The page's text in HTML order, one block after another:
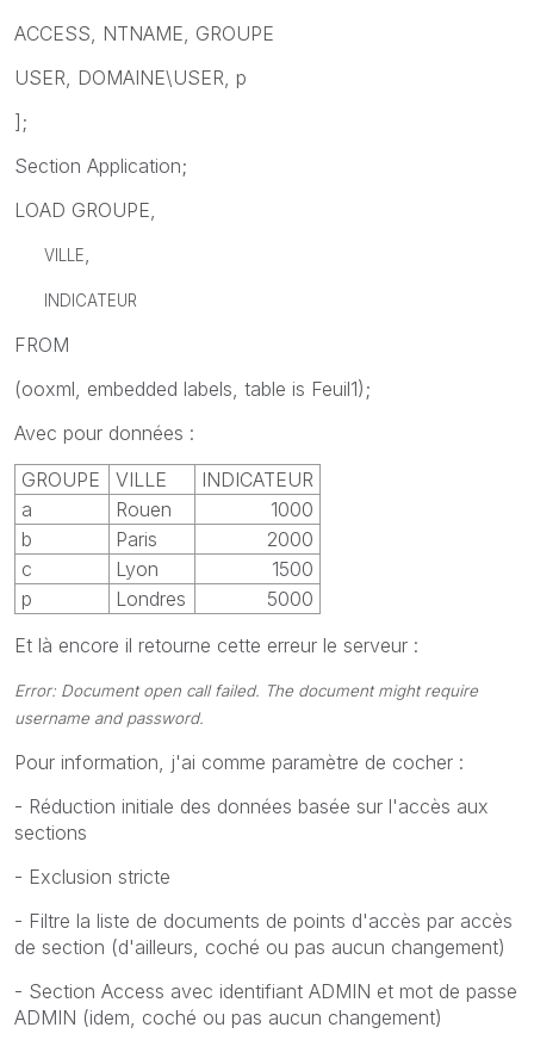
ACCESS, NTNAME, GROUPE
USER, DOMAINE\USER, p
];
Section Application;
LOAD GROUPE,
VILLE,
INDICATEUR
FROM
(ooxml, embedded labels, table is Feuil1);
Avec pour données :
GROUPE
VILLE
INDICATEUR
a
Rouen
1000
b
Paris
2000
c
Lyon
1500
p
Londres
5000
Et là encore il retourne cette erreur le serveur :
Error: Document open call failed. The document might require
username and password.
Pour information, j'ai comme paramètre de cocher :
- Réduction initiale des données basée sur l'accès aux
sections
- Exclusion stricte
- Filtre la liste de documents de points d'accès par accès
de section (d'ailleurs, coché ou pas aucun changement)
- Section Access avec identifiant ADMIN et mot de passe
ADMIN (idem, coché ou pas aucun changement)